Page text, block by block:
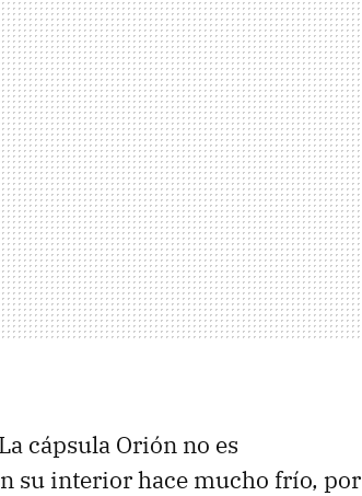
La cápsula Orión no es
su interior hace mucho frío, por